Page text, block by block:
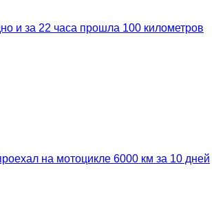
и за 22 часа прошла 100 километров
на мотоцикле 6000 км за 10 дней